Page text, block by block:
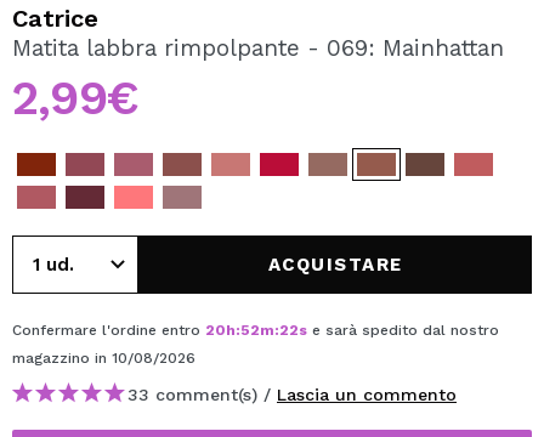
Creando un account su Maquibeauty.it potrai fare i tuoi
acquisti velocemente, controllare lo stato dei tuoi ordini e
consultare le tue operazioni precedenti.
CREARE UN ACCOUNT
Catrice
Matita labbra rimpolpante - 069: Mainhattan
2,99€
ACQUISTARE
Confermare l'ordine entro 20h:52m:22s e sarà spedito dal nostro
magazzino in 10/08/2026
33 comment(s) / Lascia un commento